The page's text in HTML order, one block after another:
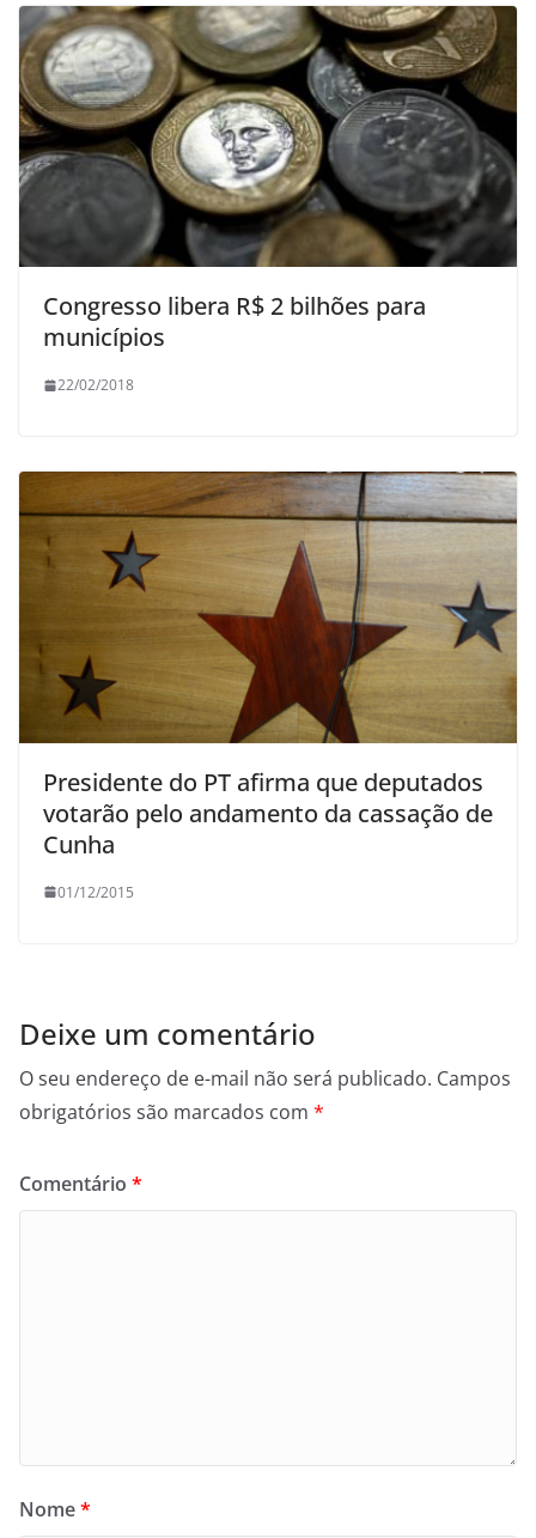
Congresso libera R$ 2 bilhões para
municípios
22/02/2018
Presidente do PT afirma que deputados
votarão pelo andamento da cassação de
Cunha
01/12/2015
Deixe um comentário
O seu endereço de e-mail não será publicado. Campos
obrigatórios são marcados com *
Comentário *
Nome*